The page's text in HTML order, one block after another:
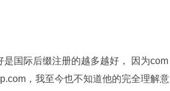
国际后缀注册的越多越好， 因为com
，我至今也不知道他的完全理解意